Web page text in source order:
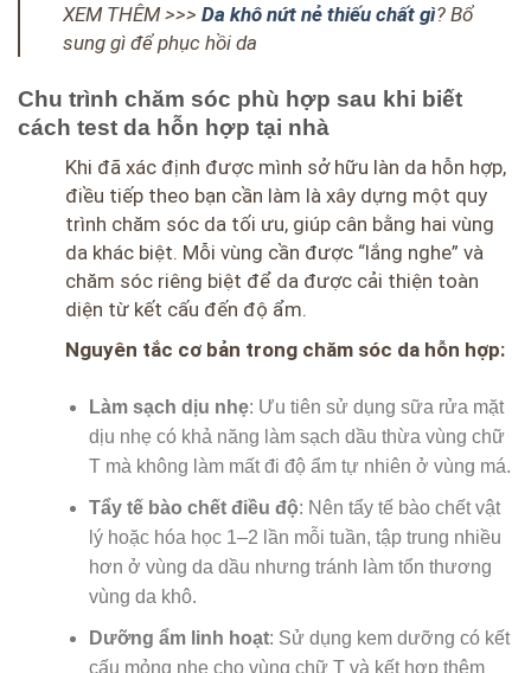
XEM THÊM >>> Da khô nứt nẻ thiếu chất gì? Bổ
sung gì để phục hồi da
Chu trình chăm sóc phù hợp sau khi biết
cách test da hỗn hợp tại nhà
Khi đã xác định được mình sở hữu làn da hỗn hợp,
điều tiếp theo bạn cần làm là xây dựng một quy
trình chăm sóc da tối ưu, giúp cân bằng hai vùng
da khác biệt. Mỗi vùng cần được “lắng nghe” và
chăm sóc riêng biệt để da được cải thiện toàn
diện từ kết cấu đến độ ẩm.
Nguyên tắc cơ bản trong chăm sóc da hỗn hợp:
Làm sạch dịu nhẹ: Ưu tiên sử dụng sữa rửa mặt
dịu nhẹ có khả năng làm sạch dầu thừa vùng chữ
T mà không làm mất đi độ ẩm tự nhiên ở vùng má.
Tẩy tế bào chết điều độ: Nên tẩy tế bào chết vật
lý hoặc hóa học 1–2 lần mỗi tuần, tập trung nhiều
hơn ở vùng da dầu nhưng tránh làm tổn thương
vùng da khô.
Dưỡng ẩm linh hoạt: Sử dụng kem dưỡng có kết
cấu mỏng nhẹ cho vùng chữ T và kết hợp thêm